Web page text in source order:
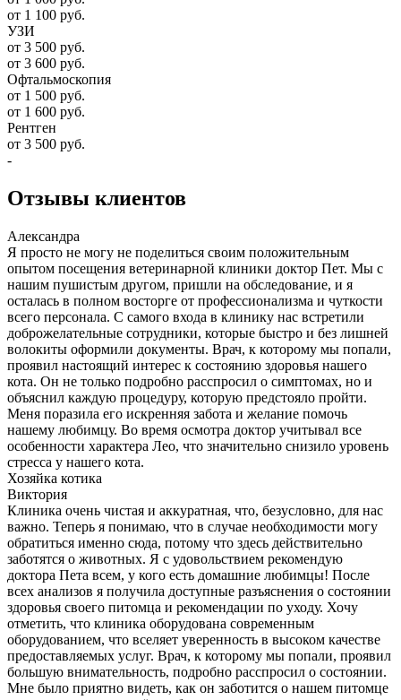
от 1 100 руб.
УЗИ
от 3 500 руб.
от 3 600 руб.
Офтальмоскопия
от 1 500 руб.
от 1 600 руб.
Рентген
от 3 500 руб.
-
Отзывы клиентов
Александра
Я просто не могу не поделиться своим положительным
опытом посещения ветеринарной клиники доктор Пет. Мы с
нашим пушистым другом, пришли на обследование, и я
осталась в полном восторге от профессионализма и чуткости
всего персонала. С самого входа в клинику нас встретили
доброжелательные сотрудники, которые быстро и без лишней
волокиты оформили документы. Врач, к которому мы попали,
проявил настоящий интерес к состоянию здоровья нашего
кота. Он не только подробно расспросил о симптомах, но и
объяснил каждую процедуру, которую предстояло пройти.
Меня поразила его искренняя забота и желание помочь
нашему любимцу. Во время осмотра доктор учитывал все
особенности характера Лео, что значительно снизило уровень
стресса у нашего кота.
Хозяйка котика
Виктория
Клиника очень чистая и аккуратная, что, безусловно, для нас
важно. Теперь я понимаю, что в случае необходимости могу
обратиться именно сюда, потому что здесь действительно
заботятся о животных. Я с удовольствием рекомендую
доктора Пета всем, у кого есть домашние любимцы! После
всех анализов я получила доступные разъяснения о состоянии
здоровья своего питомца и рекомендации по уходу. Хочу
отметить, что клиника оборудована современным
оборудованием, что вселяет уверенность в высоком качестве
предоставляемых услуг. Врач, к которому мы попали, проявил
большую внимательность, подробно расспросил о состоянии.
Мне было приятно видеть, как он заботится о нашем питомце